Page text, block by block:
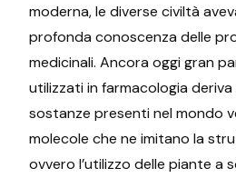
moderna, le diverse civiltà
profonda conoscenza delle
medicinali. Ancora oggi gran
utilizzati in farmacologia
sostanze presenti nel mondo
molecole che ne imitano la
ovvero l’utilizzo delle piante a